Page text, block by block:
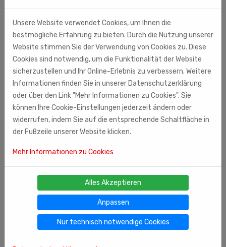
Lachsfleisch zerkleinert im eigenen Saft
€ 3,19
Unsere Website verwendet Cookies, um Ihnen die
bestmögliche Erfahrung zu bieten. Durch die Nutzung unserer
Website stimmen Sie der Verwendung von Cookies zu. Diese
Cookies sind notwendig, um die Funktionalität der Website
sicherzustellen und Ihr Online-Erlebnis zu verbessern. Weitere
Informationen finden Sie in unserer Datenschutzerklärung
oder über den Link "Mehr Informationen zu Cookies". Sie
können Ihre Cookie-Einstellungen jederzeit ändern oder
widerrufen, indem Sie auf die entsprechende Schaltfläche in
der Fußzeile unserer Website klicken.
Mehr Informationen zu Cookies
Alles Akzeptieren
Anpassen
Nur technisch notwendige Cookies